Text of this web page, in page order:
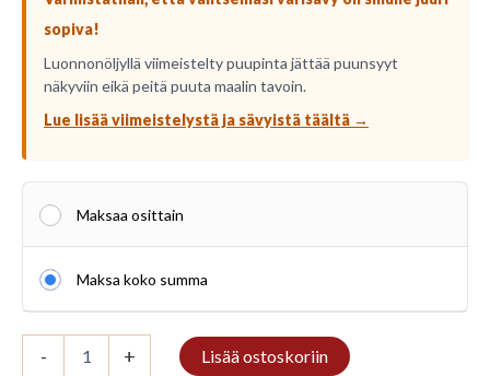
sopiva!
Luonnonöljyllä viimeistelty puupinta jättää puunsyyt
näkyviin eikä peitä puuta maalin tavoin.
Lue lisää viimeistelystä ja sävyistä täältä →
Maksaa osittain
Maksa koko summa
-
3/9
+ Lisää ostoskoriin